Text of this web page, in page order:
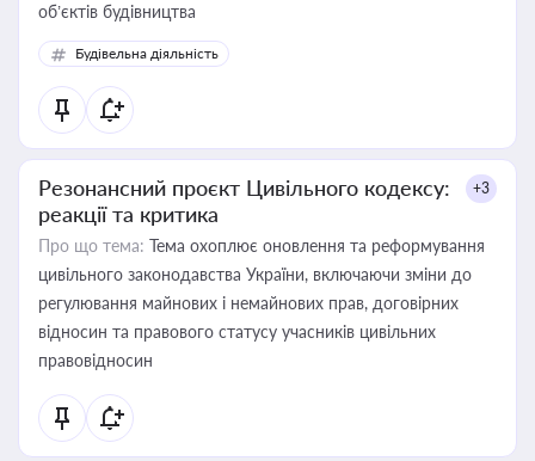
об’єктів будівництва
Будівельна діяльність
Резонансний проєкт Цивільного кодексу:
реакції та критика
+3
Про що тема: Тема охоплює оновлення та реформування
цивільного законодавства України, включаючи зміни до
регулювання майнових і немайнових прав, договірних
відносин та правового статусу учасників цивільних
правовідносин